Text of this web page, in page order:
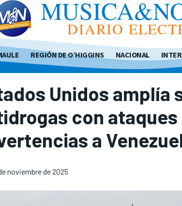
DIARIO
REGIÓN DE O’HIGGINS NACIONAL
Unidos amplía
con ataques
a
noviembre de 2025